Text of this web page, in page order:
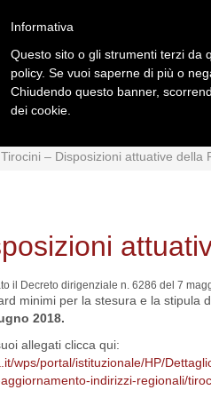
NEWS NORMATIVA
Tirocini – Disposizioni attuative della
il Decreto dirigenziale n. 6286 del 7
minimi per la stesura e la
2018.
allegati clicca qui:
wps/portal/istituzionale/HP/
indirizzi-regionali/
Informativa
Questo sito o gli strumenti terzi da
policy. Se vuoi saperne di più o
Chiudendo questo banner,
dei cookie.